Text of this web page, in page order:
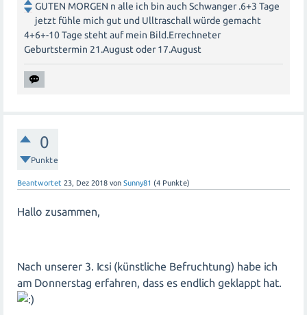
GUTEN MORGEN n alle ich bin auch Schwanger .6+3 Tage
jetzt fühle mich gut und Ulltraschall würde gemacht
4+6+-10 Tage steht auf mein Bild.Errechneter
Geburtstermin 21.August oder 17.August
0
Punkte
Beantwortet 23, Dez 2018 von Sunny81 (4 Punkte)
Hallo zusammen,
Nach unserer 3. Icsi (künstliche Befruchtung) habe ich
am Donnerstag erfahren, dass es endlich geklappt hat.